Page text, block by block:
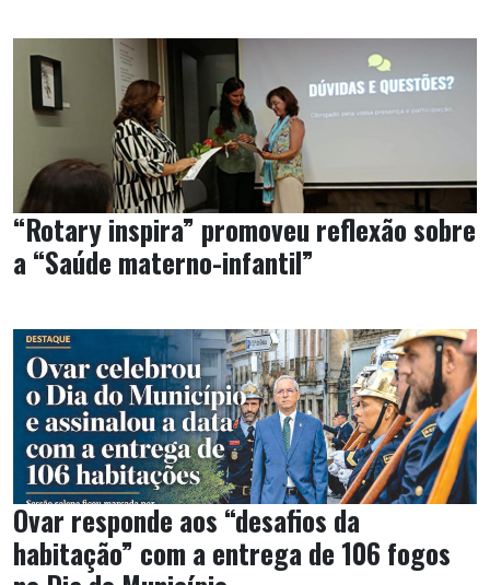
“Rotary inspira” promoveu reflexão sobre
a “Saúde materno-infantil”
Ovar responde aos “desafios da
habitação” com a entrega de 106 fogos